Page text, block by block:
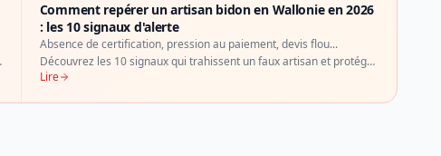
Comment repérer un artisan bidon en Wallonie en 2026
: les 10 signaux d'alerte
Absence de certification, pression au paiement, devis flou...
Découvrez les 10 signaux qui trahissent un faux artisan et protégez
votre rénovation en Wallonie.
Lire